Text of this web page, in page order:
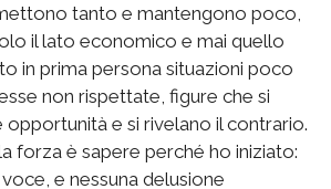
tanto e mantengono poco,
il lato economico e mai quello
in prima persona situazioni poco
non rispettate, figure che si
e si rivelano il contrario.
forza è sapere perché ho iniziato:
e nessuna delusione